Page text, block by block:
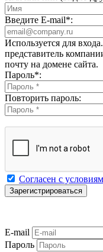
Введите E-mail*:
Используется для
представитель
почту на домене сайта.
Пароль*:
Повторить пароль:
Согласен с
E-mail
Пароль